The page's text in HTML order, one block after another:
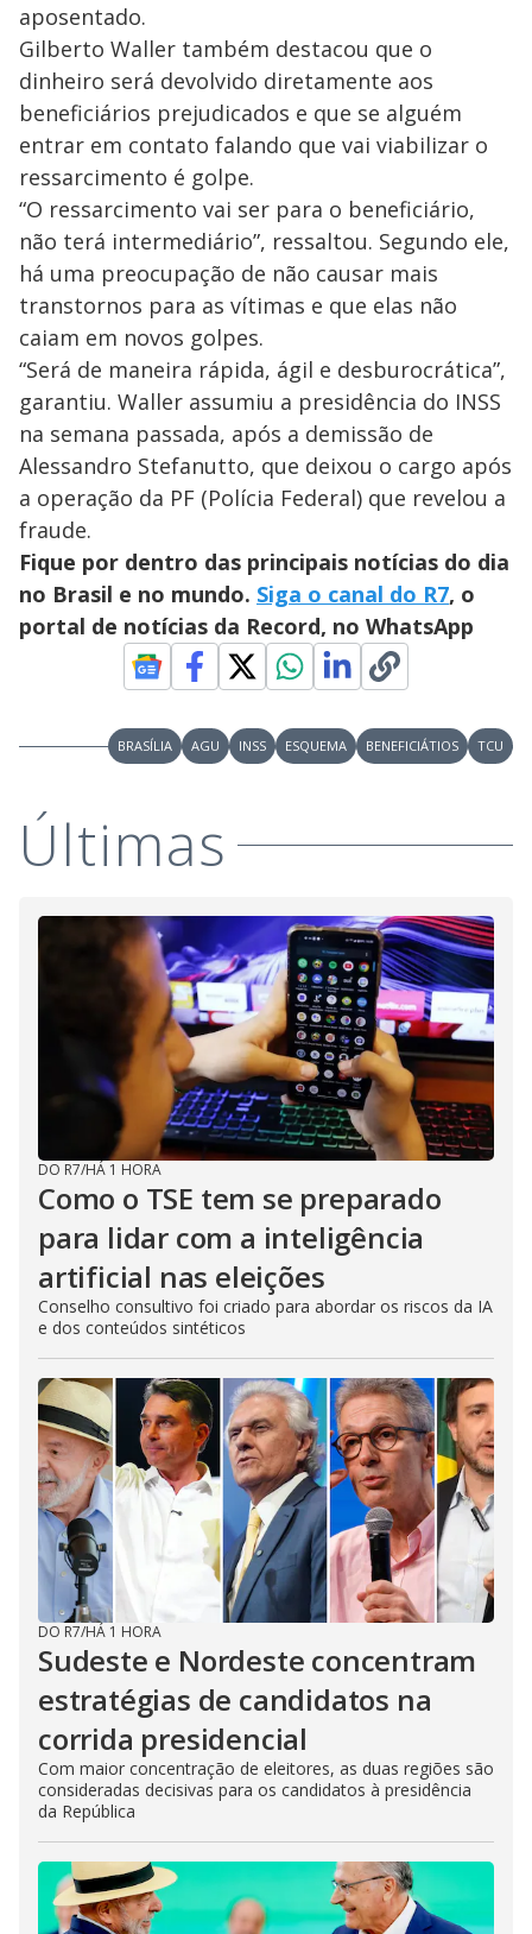
aposentado.
Gilberto Waller também destacou que o
dinheiro será devolvido diretamente aos
beneficiários prejudicados e que se alguém
entrar em contato falando que vai viabilizar o
ressarcimento é golpe.
“O ressarcimento vai ser para o beneficiário,
não terá intermediário”, ressaltou. Segundo ele,
há uma preocupação de não causar mais
transtornos para as vítimas e que elas não
caiam em novos golpes.
“Será de maneira rápida, ágil e desburocrática”,
garantiu. Waller assumiu a presidência do INSS
na semana passada, após a demissão de
Alessandro Stefanutto, que deixou o cargo após
a operação da PF (Polícia Federal) que revelou a
fraude.
Fique por dentro das principais notícias do dia
no Brasil e no mundo. Siga o canal do R7, o
portal de notícias da Record, no WhatsApp
BRASÍLIA AGU INSS ESQUEMA BENEFICIÁTIOS TCU
Últimas
DO R7/HÁ 1 HORA
Como o TSE tem se preparado
para lidar com a inteligência
artificial nas eleições
Conselho consultivo foi criado para abordar os riscos da IA
e dos conteúdos sintéticos
DO R7/HÁ 1 HORA
Sudeste e Nordeste concentram
estratégias de candidatos na
corrida presidencial
Com maior concentração de eleitores, as duas regiões são
consideradas decisivas para os candidatos à presidência
da República